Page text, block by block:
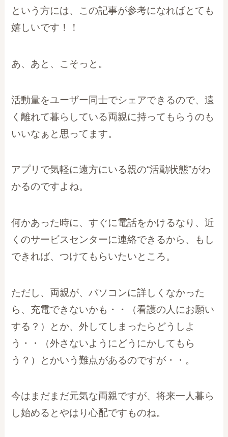
という方には、この記事が参考になればとても
嬉しいです！！
あ、あと、こそっと。
活動量をユーザー同士でシェアできるので、遠
く離れて暮らしている両親に持ってもらうのも
いいなぁと思ってます。
アプリで気軽に遠方にいる親の“活動状態”がわ
かるのですよね。
何かあった時に、すぐに電話をかけるなり、近
くのサービスセンターに連絡できるから、もし
できれば、つけてもらいたいところ。
ただし、両親が、パソコンに詳しくなかった
ら、充電できないかも・・（看護の人にお願い
する？）とか、外してしまったらどうしよ
う・・（外さないようにどうにかしてもら
う？）とかいう難点があるのですが・・。
今はまだまだ元気な両親ですが、将来一人暮ら
し始めるとやはり心配ですものね。